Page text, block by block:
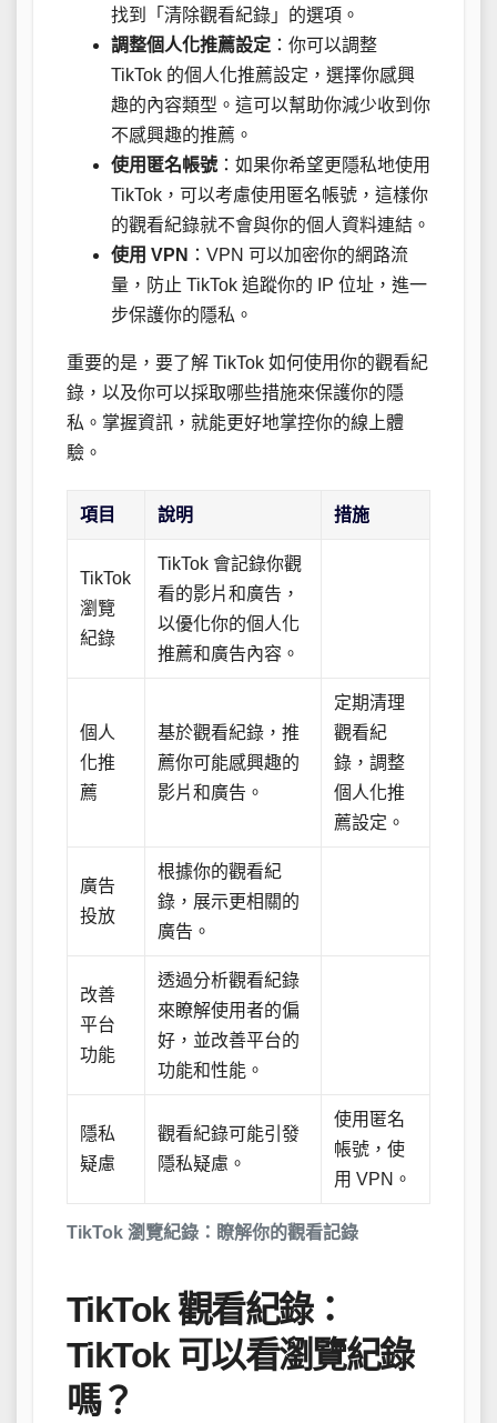
找到「清除觀看紀錄」的選項。
調整個人化推薦設定 ：你可以調整
TikTok 的個人化推薦設定，選擇你感興
趣的內容類型。這可以幫助你減少收到你
不感興趣的推薦。
使用匿名帳號 ：如果你希望更隱私地使用
TikTok，可以考慮使用匿名帳號，這樣你
的觀看紀錄就不會與你的個人資料連結。
使用 VPN ：VPN 可以加密你的網路流
量，防止 TikTok 追蹤你的 IP 位址，進一
步保護你的隱私。
重要的是，要了解 TikTok 如何使用你的觀看紀
錄，以及你可以採取哪些措施來保護你的隱
私。掌握資訊，就能更好地掌控你的線上體
驗。
TikTok 瀏覽紀錄：瞭解你的觀看記錄
項目 說明 措施
TikTok
瀏覽
紀錄
TikTok 會記錄你觀
看的影片和廣告，
以優化你的個人化
推薦和廣告內容。
個人
化推
薦
基於觀看紀錄，推
薦你可能感興趣的
影片和廣告。
定期清理
觀看紀
錄，調整
個人化推
薦設定。
廣告
投放
根據你的觀看紀
錄，展示更相關的
廣告。
改善
平台
功能
透過分析觀看紀錄
來瞭解使用者的偏
好，並改善平台的
功能和性能。
隱私
疑慮
觀看紀錄可能引發
隱私疑慮。
使用匿名
帳號，使
用 VPN。
TikTok 觀看紀錄：
TikTok 可以看瀏覽紀錄
嗎？